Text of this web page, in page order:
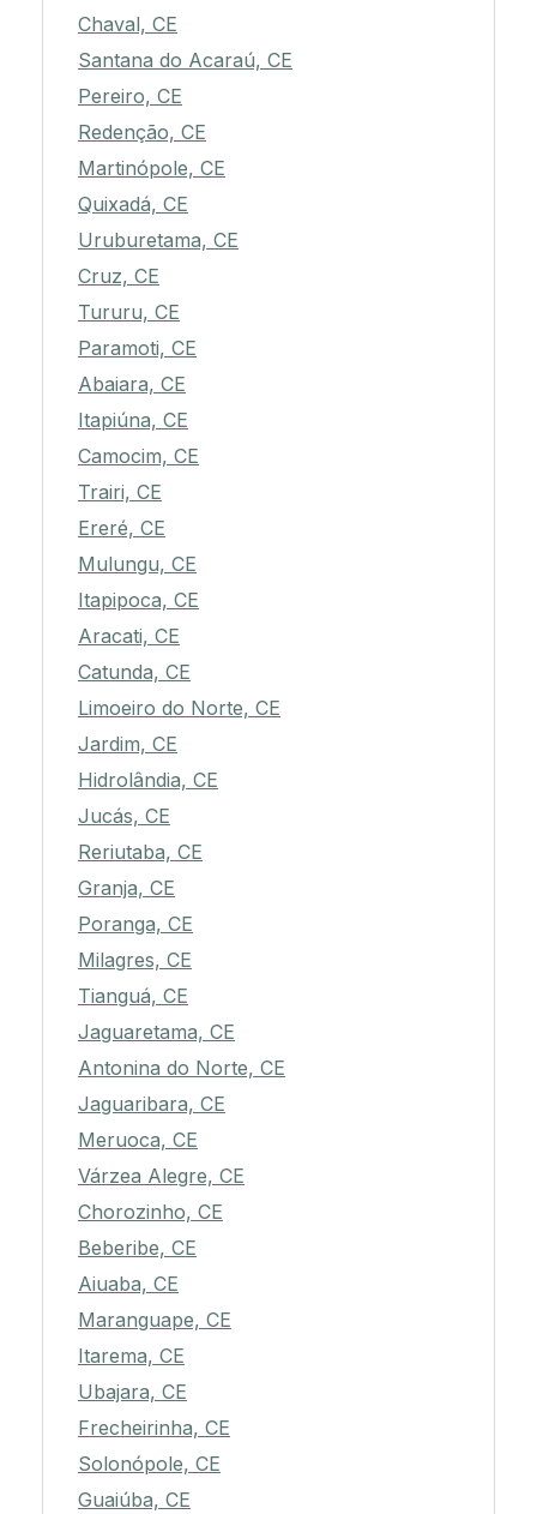
Chaval, CE
Santana do Acaraú, CE
Pereiro, CE
Redenção, CE
Martinópole, CE
Quixadá, CE
Uruburetama, CE
Cruz, CE
Tururu, CE
Paramoti, CE
Abaiara, CE
Itapiúna, CE
Camocim, CE
Trairi, CE
Ereré, CE
Mulungu, CE
Itapipoca, CE
Aracati, CE
Catunda, CE
Limoeiro do Norte, CE
Jardim, CE
Hidrolândia, CE
Jucás, CE
Reriutaba, CE
Granja, CE
Poranga, CE
Milagres, CE
Tianguá, CE
Jaguaretama, CE
Antonina do Norte, CE
Jaguaribara, CE
Meruoca, CE
Várzea Alegre, CE
Chorozinho, CE
Beberibe, CE
Aiuaba, CE
Maranguape, CE
Itarema, CE
Ubajara, CE
Frecheirinha, CE
Solonópole, CE
Guaiúba, CE